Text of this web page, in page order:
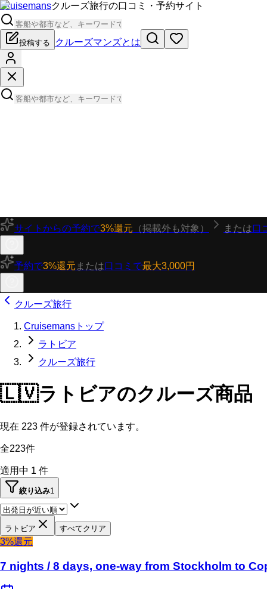
Cruisemansクルーズ旅行の口コミ・予約サイト
投稿する クルーズマンズとは
サイトからの予約で3%還元 （掲載外も対象） または口
予約で3%還元 または口コミで最大3,000円
クルーズ旅行
Cruisemansトップ
ラトビア
クルーズ旅行
🇱🇻ラトビアのクルーズ商品
現在 223 件が登録されています。
全223件
適用中 1 件
絞り込み1
ラトビア すべてクリア
3%還元
7 nights / 8 days, one-way from Stockholm to